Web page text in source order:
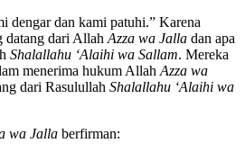
dengar dan kami patuhi.” Karena
datang dari AllahAzza wa Jalladan apa
Shalallahu ‘Alaihi wa Sallam. Mereka
menerima hukum AllahAzza wa
dari Rasulullah